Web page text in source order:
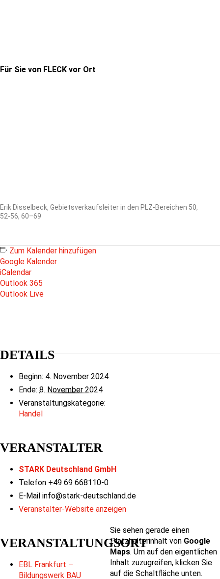
Für Sie von FLECK vor Ort
Erik Disselbeck, Gebietsverkaufsleiter in den PLZ-Bereichen 50,
52-56, 60–69
Zum Kalender hinzufügen
Google Kalender
iCalendar
Outlook 365
Outlook Live
DETAILS
Beginn: 4. November 2024
Ende: 8. November 2024
Veranstaltungskategorie:
Handel
VERANSTALTER
STARK Deutschland GmbH
Telefon +49 69 668110-0
E-Mail info@stark-deutschland.de
Veranstalter-Website anzeigen
VERANSTALTUNGSORT
EBL Frankfurt –
Bildungswerk BAU
Sie sehen gerade einen
Platzhalterinhalt von Google
Maps. Um auf den eigentlichen
Inhalt zuzugreifen, klicken Sie
auf die Schaltfläche unten.